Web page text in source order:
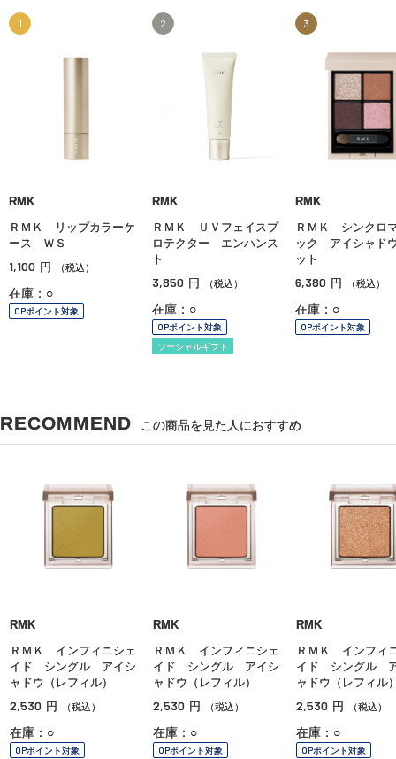
1
RMK
ＲＭＫ リップカラーケ
ース ＷＳ
1,100 円 （税込）
在庫：○
OPポイント対象
2
RMK
ＲＭＫ ＵＶフェイスプ
ロテクター エンハンス
ト
3,850 円 （税込）
在庫：○
OPポイント対象
ソーシャルギフト
3
RMK
ＲＭＫ シンクロ
ック アイシャド
ット
6,380 円 （税込）
在庫：○
OPポイント対象
RECOMMEND この商品を見た人におすすめ
RMK
ＲＭＫ インフィニシェ
イド シングル アイシ
ャドウ（レフィル）
2,530 円 （税込）
在庫：○
OPポイント対象
RMK
ＲＭＫ インフィニシェ
イド シングル アイシ
ャドウ（レフィル）
2,530 円 （税込）
在庫：○
OPポイント対象
RMK
ＲＭＫ インフィ
イド シングル
ャドウ（レフィル
2,530 円 （税込）
在庫：○
OPポイント対象